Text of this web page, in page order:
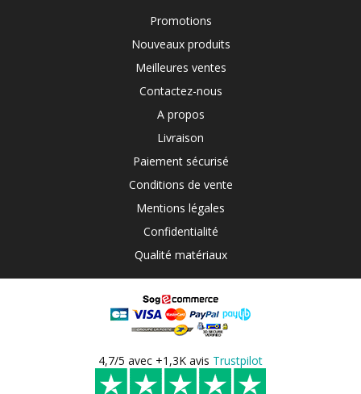
Promotions
Nouveaux produits
Meilleures ventes
Contactez-nous
A propos
Livraison
Paiement sécurisé
Conditions de vente
Mentions légales
Confidentialité
Qualité matériaux
4,7/5 avec +1,3K avis Trustpilot